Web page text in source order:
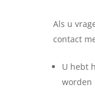
Als u
contact
U hebt
worden